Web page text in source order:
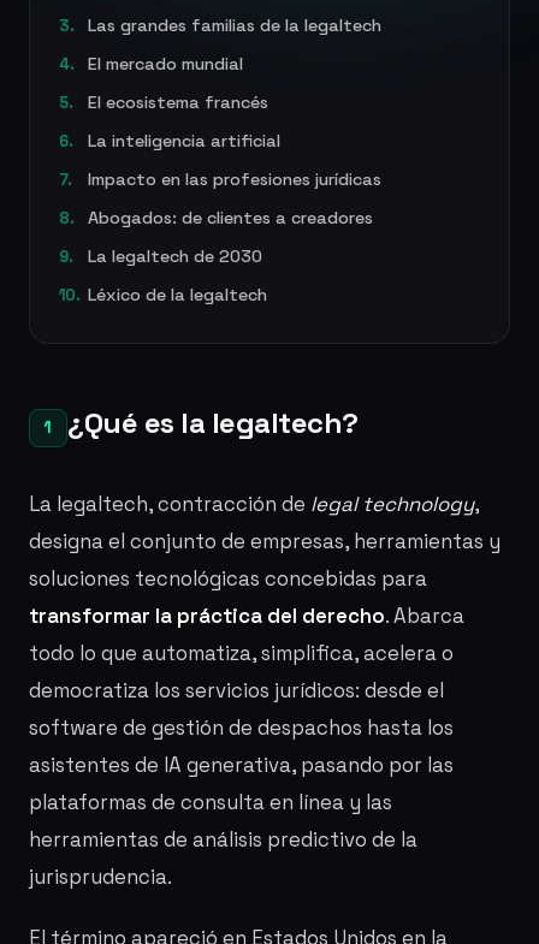
3. Las grandes familias de la legaltech
4. El mercado mundial
5. El ecosistema francés
6. La inteligencia artificial
7. Impacto en las profesiones jurídicas
8. Abogados: de clientes a creadores
9. La legaltech de 2030
10. Léxico de la legaltech
1 ¿Qué es la legaltech?
La legaltech, contracción de legal technology,
designa el conjunto de empresas, herramientas y
soluciones tecnológicas concebidas para
transformar la práctica del derecho. Abarca
todo lo que automatiza, simplifica, acelera o
democratiza los servicios jurídicos: desde el
software de gestión de despachos hasta los
asistentes de IA generativa, pasando por las
plataformas de consulta en línea y las
herramientas de análisis predictivo de la
jurisprudencia.
El término apareció en Estados Unidos en la